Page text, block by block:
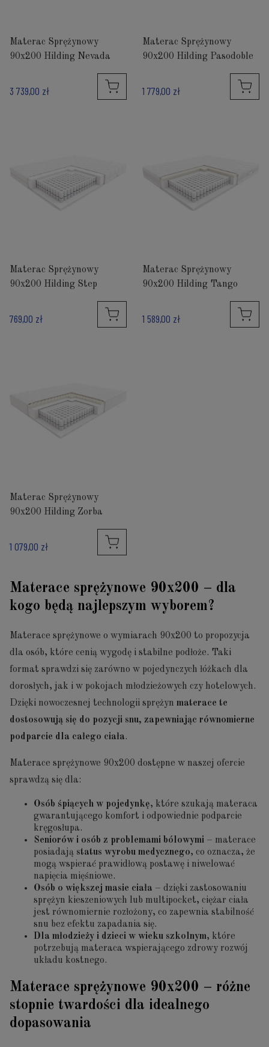
Materac Sprężynowy
90x200 Hilding Nevada
3 739,00 zł
Materac Sprężynowy
90x200 Hilding Pasodoble
1 779,00 zł
Materac Sprężynowy
90x200 Hilding Step
769,00 zł
Materac Sprężynowy
90x200 Hilding Tango
1 589,00 zł
Materac Sprężynowy
90x200 Hilding Zorba
1 079,00 zł
Materace sprężynowe 90x200 – dla
kogo będą najlepszym wyborem?
Materace sprężynowe o wymiarach 90x200 to propozycja
dla osób, które cenią wygodę i stabilne podłoże. Taki
format sprawdzi się zarówno w pojedynczych łóżkach dla
dorosłych, jak i w pokojach młodzieżowych czy hotelowych.
Dzięki nowoczesnej technologii sprężyn materace te
dostosowują się do pozycji snu, zapewniając równomierne
podparcie dla całego ciała.
Materace sprężynowe 90x200 dostępne w naszej ofercie
sprawdzą się dla:
Osób śpiących w pojedynkę, które szukają materaca
gwarantującego komfort i odpowiednie podparcie
kręgosłupa.
Seniorów i osób z problemami bólowymi – materace
posiadają status wyrobu medycznego, co oznacza, że
mogą wspierać prawidłową postawę i niwelować
napięcia mięśniowe.
Osób o większej masie ciała – dzięki zastosowaniu
sprężyn kieszeniowych lub multipocket, ciężar ciała
jest równomiernie rozłożony, co zapewnia stabilność
snu bez efektu zapadania się.
Dla młodzieży i dzieci w wieku szkolnym, które
potrzebują materaca wspierającego zdrowy rozwój
układu kostnego.
Materace sprężynowe 90x200 – różne
stopnie twardości dla idealnego
dopasowania